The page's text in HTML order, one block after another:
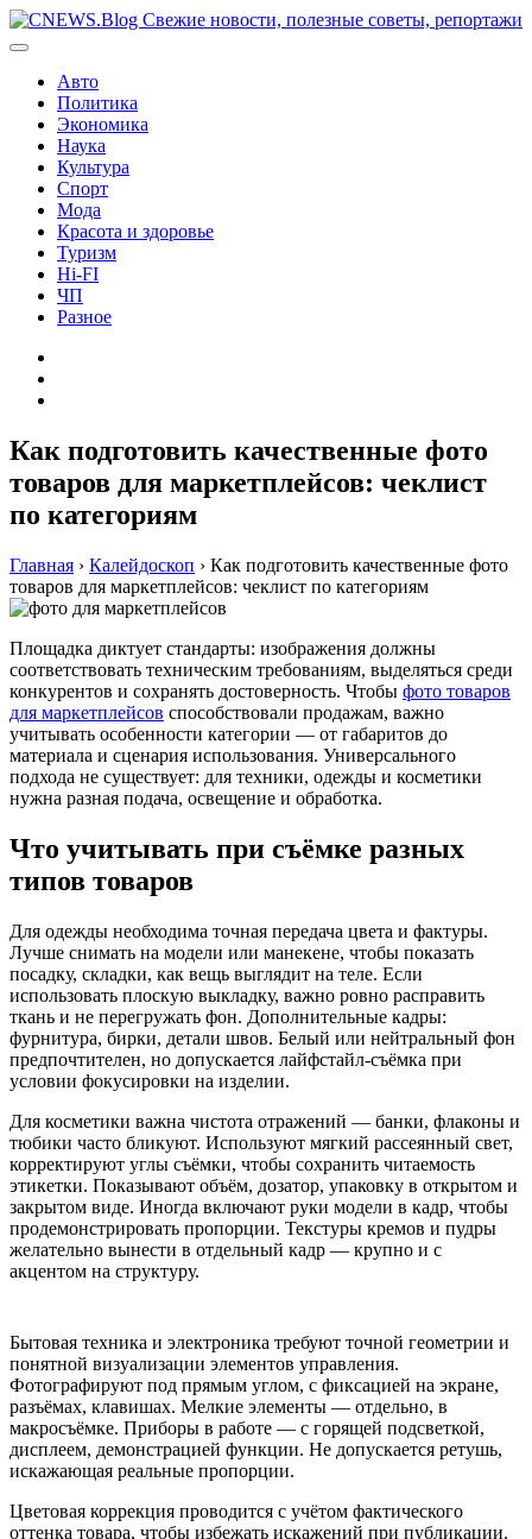
Перейти
к
Авто
Политика
Экономика
Наука
Культура
Спорт
Мода
Красота и здоровье
Туризм
Hi-FI
ЧП
Разное
Как подготовить качественные фото
товаров для маркетплейсов: чеклист
по категориям
Главная › Калейдоскоп › Как подготовить качественные фото
товаров для маркетплейсов: чеклист по категориям
Площадка диктует стандарты: изображения должны
соответствовать техническим требованиям, выделяться среди
конкурентов и сохранять достоверность. Чтобы фото товаров
для маркетплейсов способствовали продажам, важно
учитывать особенности категории — от габаритов до
материала и сценария использования. Универсального
подхода не существует: для техники, одежды и косметики
нужна разная подача, освещение и обработка.
Что учитывать при съёмке разных
типов товаров
Для одежды необходима точная передача цвета и фактуры.
Лучше снимать на модели или манекене, чтобы показать
посадку, складки, как вещь выглядит на теле. Если
использовать плоскую выкладку, важно ровно расправить
ткань и не перегружать фон. Дополнительные кадры:
фурнитура, бирки, детали швов. Белый или нейтральный фон
предпочтителен, но допускается лайфстайл-съёмка при
условии фокусировки на изделии.
Для косметики важна чистота отражений — банки, флаконы и
тюбики часто бликуют. Используют мягкий рассеянный свет,
корректируют углы съёмки, чтобы сохранить читаемость
этикетки. Показывают объём, дозатор, упаковку в открытом и
закрытом виде. Иногда включают руки модели в кадр, чтобы
продемонстрировать пропорции. Текстуры кремов и пудры
желательно вынести в отдельный кадр — крупно и с
акцентом на структуру.
Бытовая техника и электроника требуют точной геометрии и
понятной визуализации элементов управления.
Фотографируют под прямым углом, с фиксацией на экране,
разъёмах, клавишах. Мелкие элементы — отдельно, в
макросъёмке. Приборы в работе — с горящей подсветкой,
дисплеем, демонстрацией функции. Не допускается ретушь,
искажающая реальные пропорции.
Цветовая коррекция проводится с учётом фактического
оттенка товара, чтобы избежать искажений при публикации.